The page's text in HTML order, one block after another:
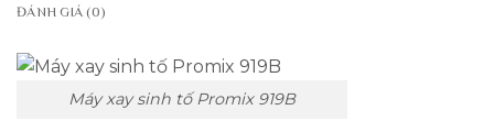
ĐÁNH GIÁ (0)
Máy xay sinh tố Promix 919B